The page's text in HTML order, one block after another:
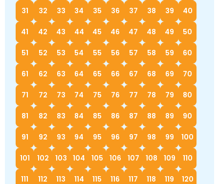
31 32 33 34 35 36 37 38 39 40
41 42 43 44 45 46 47 48 49 50
51 52 53 54 55 56 57 58 59 60
61 62 63 64 65 66 67 68 69 70
71 72 73 74 75 76 77 78 79 80
81 82 83 84 85 86 87 88 89 90
91 92 93 94 95 96 97 98 99 100
101 102 103 104 105 106 107 108 109 110
111 112 113 114 115 116 117 118 119 120